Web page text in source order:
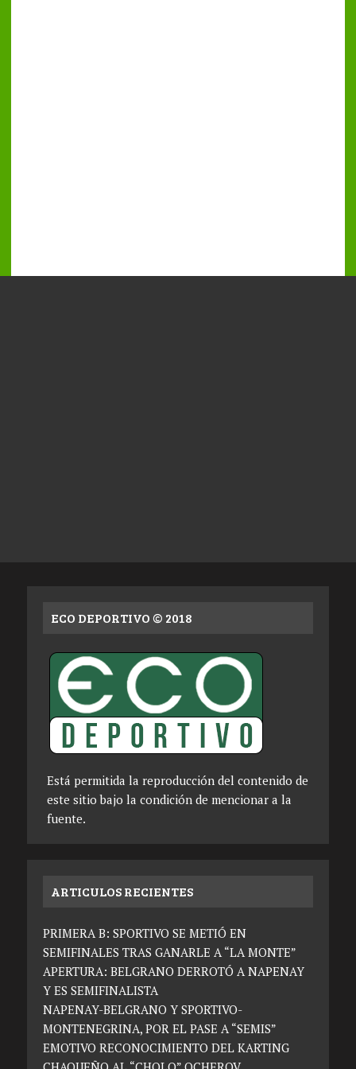
ECO DEPORTIVO © 2018
Está permitida la reproducción del contenido de
este sitio bajo la condición de mencionar a la
fuente.
ARTICULOS RECIENTES
PRIMERA B: SPORTIVO SE METIÓ EN
SEMIFINALES TRAS GANARLE A “LA MONTE”
APERTURA: BELGRANO DERROTÓ A NAPENAY
Y ES SEMIFINALISTA
NAPENAY-BELGRANO Y SPORTIVO-
MONTENEGRINA, POR EL PASE A “SEMIS”
EMOTIVO RECONOCIMIENTO DEL KARTING